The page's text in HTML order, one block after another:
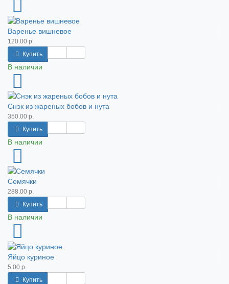
Варенье вишневое
120.00 р.
Купить
В наличии
Снэк из жареных бобов и нута
350.00 р.
Купить
В наличии
Семячки
288.00 р.
Купить
В наличии
Яйцо куриное
5.00 р.
Купить